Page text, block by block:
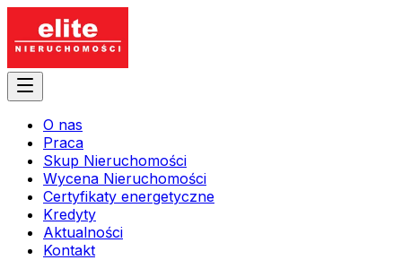
O nas
Praca
Skup Nieruchomości
Wycena Nieruchomości
Certyfikaty energetyczne
Kredyty
Aktualności
Kontakt